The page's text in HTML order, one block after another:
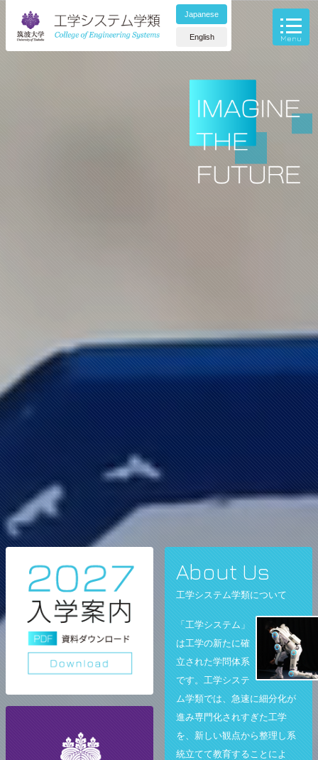
Japanese
English
About Us
工学システム学類について
「工学システム」
は工学の新たに確
立された学問体系
です。工学システ
ム学類では、急速に細分化が
進み専門化されすぎた工学
を、新しい観点から整理し系
統立てて教育することによ